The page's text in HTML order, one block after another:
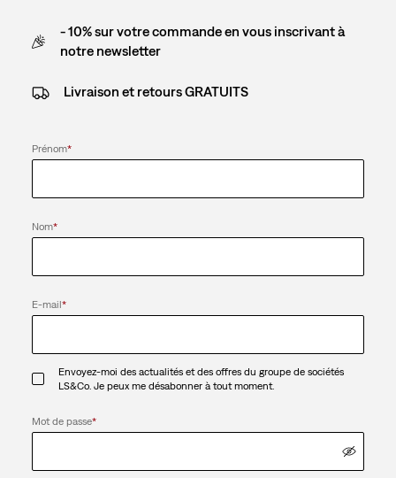
- 10% sur votre commande en vous inscrivant à
notre newsletter
Livraison et retours GRATUITS
Prénom*
Nom*
E-mail*
Envoyez-moi des actualités et des offres du groupe de sociétés
LS&Co. Je peux me désabonner à tout moment.
Mot de passe*